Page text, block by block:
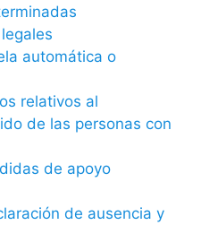
automática o
relativos al
de las personas con
de apoyo
de ausencia y